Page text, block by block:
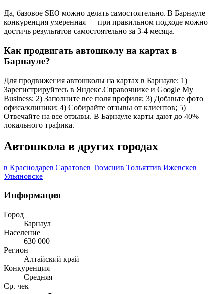
Да, базовое SEO можно делать самостоятельно. В Барнауле
конкуренция умеренная — при правильном подходе можно
достичь результатов самостоятельно за 3-4 месяца.
Как продвигать автошколу на картах в
Барнауле?
Для продвижения автошколы на картах в Барнауле: 1)
Зарегистрируйтесь в Яндекс.Справочнике и Google My
Business; 2) Заполните все поля профиля; 3) Добавьте фото
офиса/клиники; 4) Собирайте отзывы от клиентов; 5)
Отвечайте на все отзывы. В Барнауле карты дают до 40%
локального трафика.
Автошкола в других городах
в Краснодарев Саратовев Тюменив Тольяттив Ижевскев
Ульяновске
Информация
Город
Барнаул
Население
630 000
Регион
Алтайский край
Конкуренция
Средняя
Ср. чек